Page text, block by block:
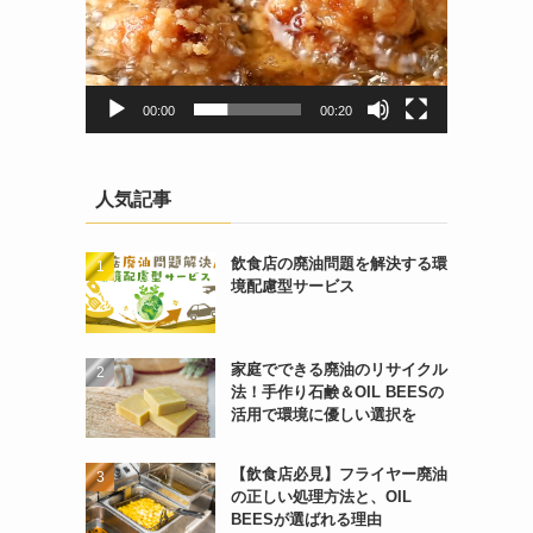
00:00 00:20
人気記事
飲食店の廃油問題を解決する環
境配慮型サービス
家庭でできる廃油のリサイクル
法！手作り石鹸＆OIL BEESの
活用で環境に優しい選択を
【飲食店必見】フライヤー廃油
の正しい処理方法と、OIL
BEESが選ばれる理由